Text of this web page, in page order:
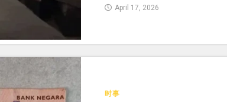
April 17, 2026
时事